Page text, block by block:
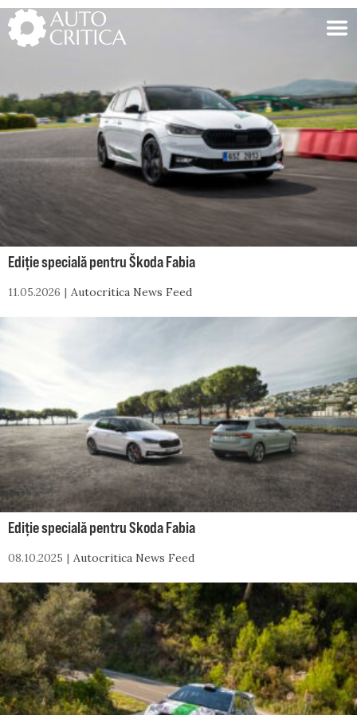
Skip
to
content
Ediție specială pentru Škoda Fabia
11.05.2026 Autocritica News Feed
Ediție specială pentru Skoda Fabia
08.10.2025 Autocritica News Feed